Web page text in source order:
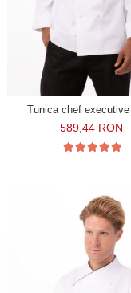
Tunica chef executive
589,44 RON